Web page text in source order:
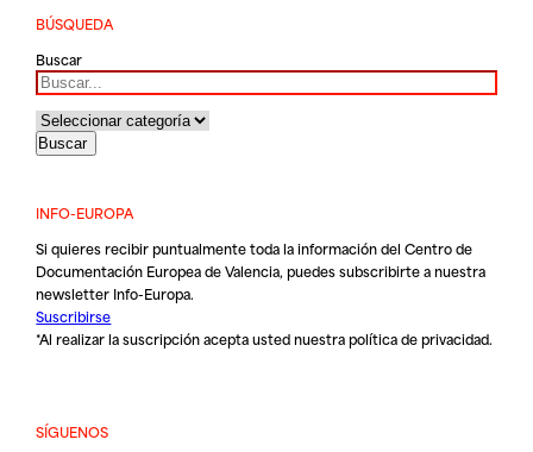
BÚSQUEDA
Buscar
INFO-EUROPA
Si quieres recibir puntualmente toda la información del Centro de
Documentación Europea de Valencia, puedes subscribirte a nuestra
newsletter Info-Europa.
Suscribirse
*Al realizar la suscripción acepta usted nuestrapolítica de privacidad.
SÍGUENOS